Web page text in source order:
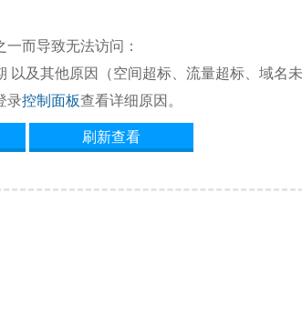
而导致无法访问：
以及其他原因（空间超标、流量超标、域名
录控制面板查看详细原因。
刷新查看